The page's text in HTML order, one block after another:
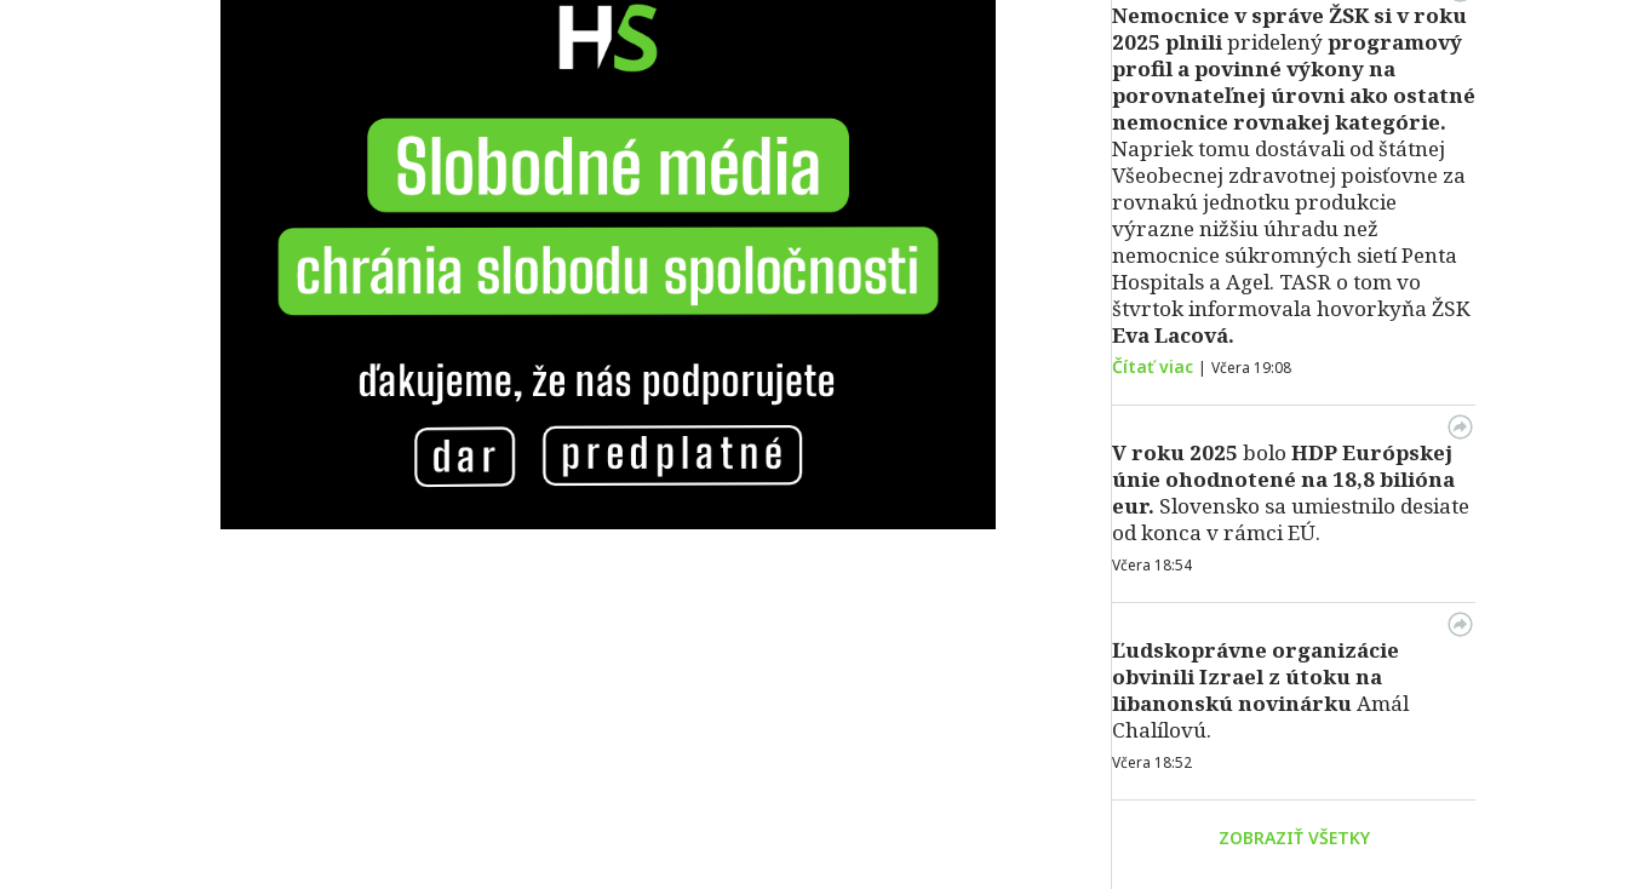
Nemocnice v správe ŽSK si v roku
2025 plnilipridelenýprogramový
profil a povinné výkony na
porovnateľnej úrovni ako ostatné
nemocnice rovnakej kategórie.
Napriek tomu dostávali od štátnej
Všeobecnej zdravotnej poisťovne za
rovnakú jednotku produkcie
výrazne nižšiu úhradu než
nemocnice súkromných sietí Penta
Hospitals a Agel. TASR o tom vo
štvrtok informovala hovorkyňa ŽSK
Eva Lacová.
Čítať viac | Včera 19:08
V roku 2025 bolo HDPEurópskej
únie ohodnotené na 18,8 bilióna
eur. Slovensko sa umiestnilo desiate
od konca v rámci EÚ.
Včera 18:54
Ľudskoprávne organizácie
obvinili Izrael z útoku na
libanonskú novinárkuAmál
Chalílovú.
Včera 18:52
ZOBRAZIŤ VŠETKY